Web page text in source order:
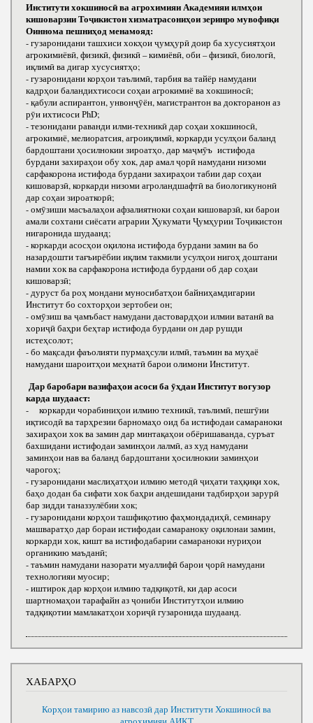
Институти хокшиносӣ ва агрохимияи Академияи илмҳои
кишоварзии Тоҷикистон хизматрасониҳои зеринро мувофиқи
Оиннома пешниҳод менамояд:
- гузаронидани ташхиси хокҳои ҷумҳурӣ доир ба хусусиятҳои
агрокимиёвӣ, физикӣ, физикӣ – кимиёвӣ, оби – физикӣ, биологӣ,
иқлимӣ ва дигар хусусиятҳо;
- гузаронидани корҳои таълимӣ, тарбия ва тайёр намудани
кадрҳои баландихтисоси соҳаи агрокимиё ва хокшиносӣ;
- қабули аспирантон, унвонҷӯён, магистрантон ва докторанон аз
рӯи ихтисоси РhD;
- тезонидани раванди илми-техникӣ дар соҳаи хокшиносӣ,
агрокимиё, мелиоратсия, агроиқлимӣ, коркарди усулҳои баланд
бардоштани ҳосилнокии зироатҳо, дар маҷмӯъ истифода
бурдани захираҳои обу хок, дар амал ҷорӣ намудани низоми
сарфакорона истифода бурдани захираҳои табии дар соҳаи
кишоварзӣ, коркарди низоми агроландшафтӣ ва биологикунонӣ
дар соҳаи зироаткорӣ;
- омӯзиши масъалаҳои афзалиятноки соҳаи кишоварзӣ, ки барои
амали сохтани сиёсати аграрии Ҳукумати Ҷумҳурии Тоҷикистон
нигаронида шудаанд;
- коркарди асосҳои оқилона истифода бурдани замин ва бо
назардошти тағъирёбии иқлим такмили усулҳои нигоҳ доштани
намии хок ва сарфакорона истифода бурдани об дар соҳаи
кишоварзӣ;
- дуруст ба роҳ мондани муносибатҳои байниҳамдигарии
Институт бо сохторҳои зертобеи он;
- омӯзиш ва ҷамъбаст намудани дастовардҳои илмии ватанӣ ва
хориҷӣ баҳри беҳтар истифода бурдани он дар рушди
истеҳсолот;
- бо мақсади фаъолияти пурмаҳсули илмӣ, таъмин ва муҳаё
намудани шароитҳои меҳнатӣ барои олимони Институт.
Дар баробари вазифаҳои асоси ба ӯҳдаи Институт вогузор
карда шудааст:
- коркарди чорабиниҳои илмию техникӣ, таълимӣ, пешгӯии
иқтисодӣ ва тарҳрезии барномаҳо оид ба истифодаи самараноки
захираҳои хок ва замин дар минтақаҳои обёришаванда, суръат
бахшидани истифодаи заминҳои лалмӣ, аз худ намудани
заминҳои нав ва баланд бардоштани ҳосилнокии заминҳои
чарогоҳ;
- гузаронидани маслиҳатҳои илмию методӣ ҷиҳати таҳқиқи хок,
баҳо додан ба сифати хок баҳри андешидани тадбирҳои зарурӣ
бар зидди таназзулёбии хок;
- гузаронидани корҳои ташфиқотию фаҳмондадиҳӣ, семинару
машваратҳо дар бораи истифодаи самараноку оқилонаи замин,
коркарди хок, кишт ва истифодабарии самараноки нуриҳои
органикию маъданӣ;
- таъмин намудани назорати муаллифӣ барои ҷорӣ намудани
технологияи муосир;
- иштирок дар корҳои илмию тадқиқотӣ, ки дар асоси
шартномаҳои тарафайн аз ҷониби Институтҳои илмию
тадқиқотии мамлакатҳои хориҷӣ гузаронида шудаанд.
ХАБАРҲО
Корҳои тамирию аз навсозӣ дар Институти Хокшиносӣ ва